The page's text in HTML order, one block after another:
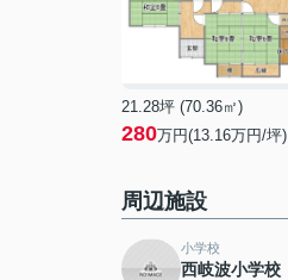
21.28坪 (70.36㎡)
280万円(13.16万円/坪)
周辺施設
小学校
西岐波小学校